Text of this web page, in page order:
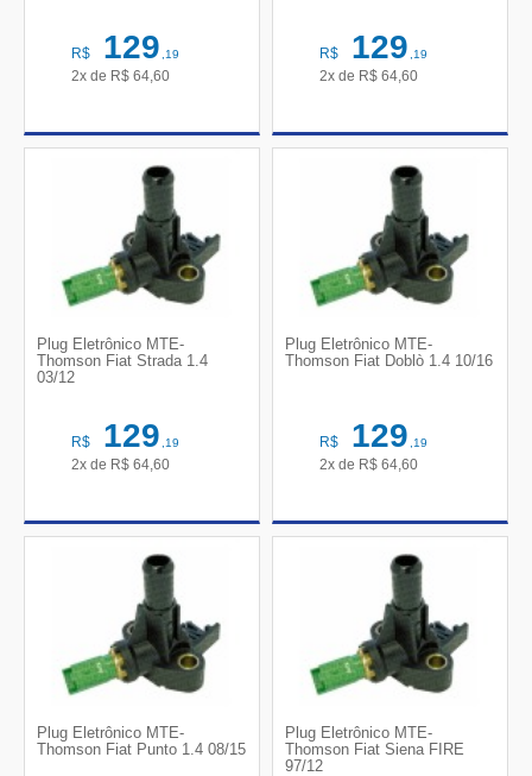
R$ 129,19
2x de R$ 64,60
R$ 129,19
2x de R$ 64,60
Plug Eletrônico MTE-
Thomson Fiat Strada 1.4
03/12
R$ 129,19
2x de R$ 64,60
Plug Eletrônico MTE-
Thomson Fiat Doblò 1.4 10/16
R$ 129,19
2x de R$ 64,60
Plug Eletrônico MTE-
Thomson Fiat Punto 1.4 08/15
Plug Eletrônico MTE-
Thomson Fiat Siena FIRE
97/12